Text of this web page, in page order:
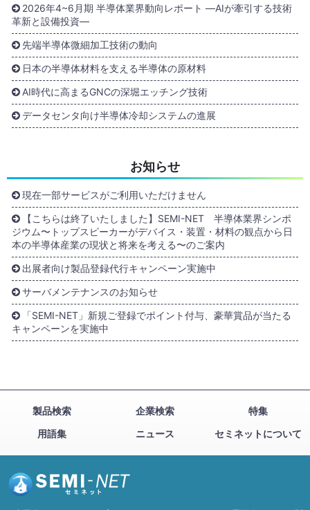
2026年4~6月期 半導体業界動向レポート ―AIが牽引する技術
革新と設備投資―
先端半導体微細加工技術の動向
日本の半導体材料を支える半導体の原材料
AI時代に高まるGNCの深堀エッチング技術
データセンタ向け半導体冷却システムの進展
お知らせ
現在一部サービスがご利用いただけません
【こちらは終了いたしました】SEMI-NET 半導体業界シンポ
ジウム〜トップスピーカーがデバイス・装置・材料の観点から日
本の半導体産業の現状と将来を考える〜のご案内
出展者向け製品登録代行キャンペーン実施中
サーバメンテナンスのお知らせ
「SEMI-NET」新規ご登録でポイント付与、豪華賞品が当たる
キャンペーンを実施中
製品検索 企業検索
特集
用語集
ニュース セミネットについて